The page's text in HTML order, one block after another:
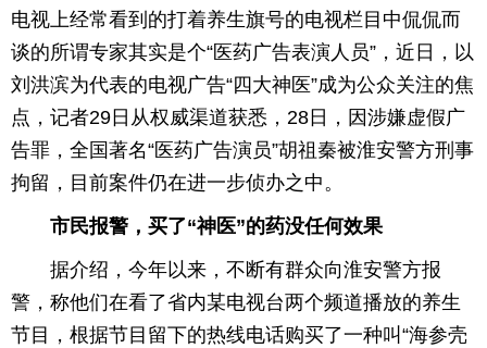
化
电视上经常看到的打着养生旗号的电视栏目中侃侃而
谈的所谓专家其实是个“医药广告表演人员”，近日，以
刘洪滨为代表的电视广告“四大神医”成为公众关注的焦
点，记者29日从权威渠道获悉，28日，因涉嫌虚假广
告罪，全国著名“医药广告演员”胡祖秦被淮安警方刑事
拘留，目前案件仍在进一步侦办之中。
市民报警，买了“神医”的药没任何效果
据介绍，今年以来，不断有群众向淮安警方报
警，称他们在看了省内某电视台两个频道播放的养生
节目，根据节目留下的热线电话购买了一种叫“海参壳